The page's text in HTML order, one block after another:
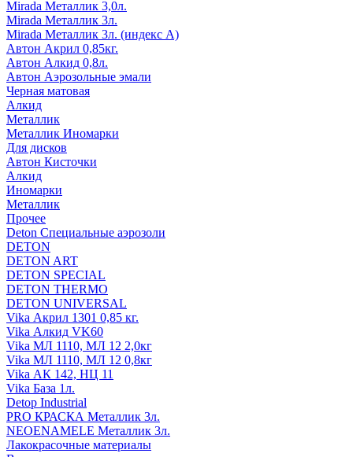
Mirada Металлик 3,0л.
Mirada Металлик 3л.
Mirada Металлик 3л. (индекс А)
Автон Акрил 0,85кг.
Автон Алкид 0,8л.
Автон Аэрозольные эмали
Черная матовая
Алкид
Металлик
Металлик Иномарки
Для дисков
Автон Кисточки
Алкид
Иномарки
Металлик
Прочее
Deton Специальные аэрозоли
DETON
DETON ART
DETON SPECIAL
DETON THERMO
DETON UNIVERSAL
Vika Акрил 1301 0,85 кг.
Vika Алкид VK60
Vika МЛ 1110, МЛ 12 2,0кг
Vika МЛ 1110, МЛ 12 0,8кг
Vika АК 142, НЦ 11
Vika База 1л.
Detop Industrial
PRO КРАСКА Металлик 3л.
NEOENAMELE Металлик 3л.
Лакокрасочные материалы